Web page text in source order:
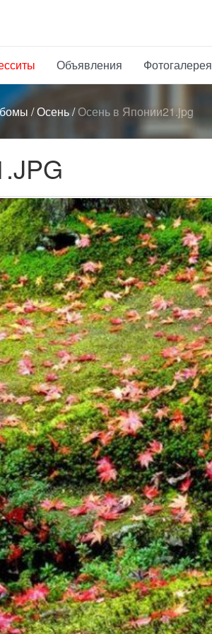
Объявления Фотогалерея
/Осень/Осень в Японии21.jpg